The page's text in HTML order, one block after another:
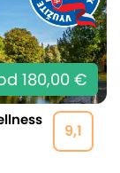
180,00 €
9,1